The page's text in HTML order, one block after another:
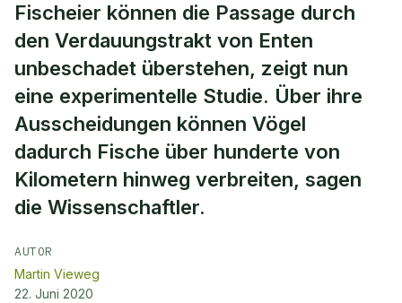
Fischeier können die Passage durch
den Verdauungstrakt von Enten
unbeschadet überstehen, zeigt nun
eine experimentelle Studie. Über ihre
Ausscheidungen können Vögel
dadurch Fische über hunderte von
Kilometern hinweg verbreiten, sagen
die Wissenschaftler.
AUTOR
Martin Vieweg
22. Juni 2020